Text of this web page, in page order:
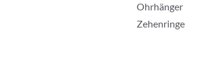
Ohrhänger
Zehenringe